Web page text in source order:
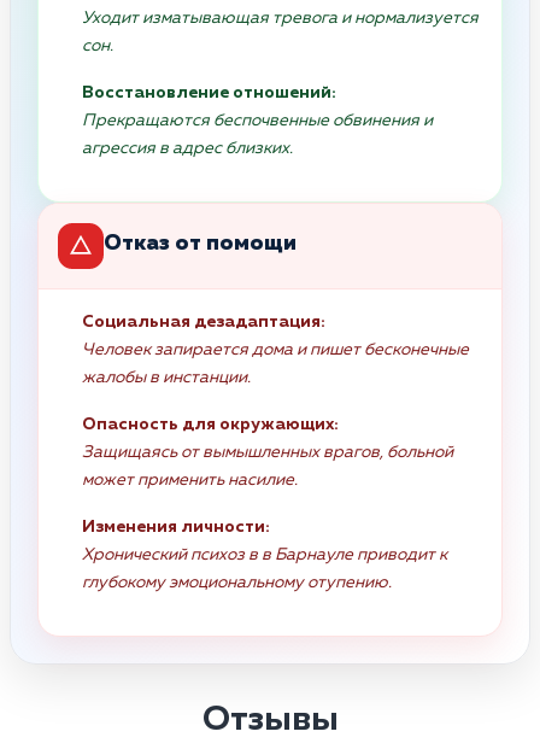
Уходит изматывающая тревога и нормализуется
сон.
Восстановление отношений:
Прекращаются беспочвенные обвинения и
агрессия в адрес близких.
Отказ от помощи
Социальная дезадаптация:
Человек запирается дома и пишет бесконечные
жалобы в инстанции.
Опасность для окружающих:
Защищаясь от вымышленных врагов, больной
может применить насилие.
Изменения личности:
Хронический психоз в в Барнауле приводит к
глубокому эмоциональному отупению.
Отзывы